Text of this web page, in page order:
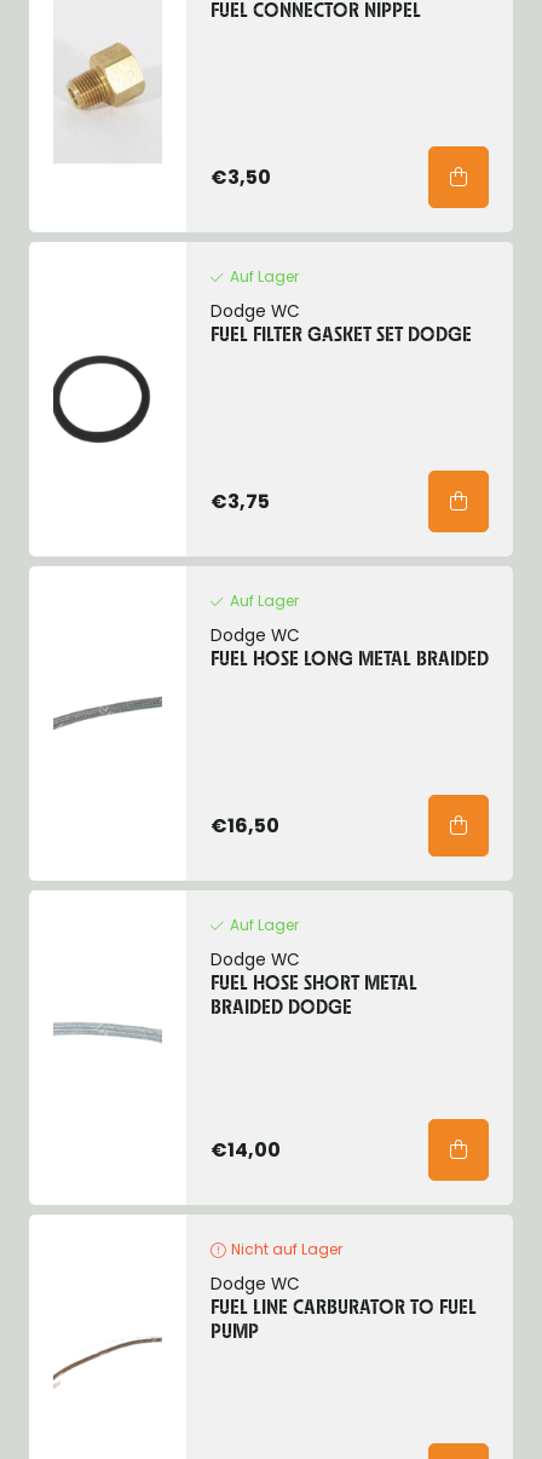
FUEL CONNECTOR NIPPEL
€3,50
Auf Lager
Dodge WC
FUEL FILTER GASKET SET DODGE
€3,75
Auf Lager
Dodge WC
FUEL HOSE LONG METAL BRAIDED
€16,50
Auf Lager
Dodge WC
FUEL HOSE SHORT METAL
BRAIDED DODGE
€14,00
Nicht auf Lager
Dodge WC
FUEL LINE CARBURATOR TO FUEL
PUMP